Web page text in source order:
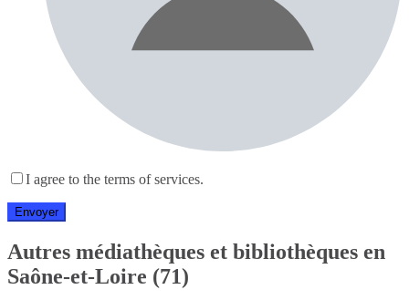
I agree to the terms of services.
Autres médiathèques et bibliothèques en
Saône-et-Loire (71)